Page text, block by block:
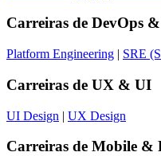
Carreiras de DevOps
Platform Engineering | SRE
Carreiras de UX & UI
UI Design | UX Design
Carreiras de Mobile &